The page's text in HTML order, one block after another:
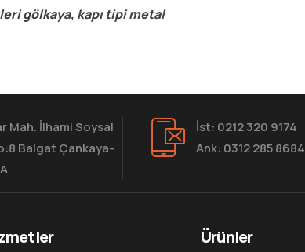
gölkaya, kapı tipi metal
Mah. İlhami Soysal
Balgat Çankaya-
İst: 0212 320 9174
Ank: 0312 285 8684
Ürünler